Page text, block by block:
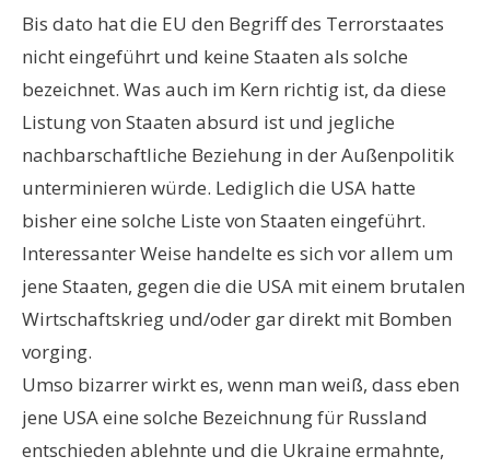
Bis dato hat die EU den Begriff des Terrorstaates
nicht eingeführt und keine Staaten als solche
bezeichnet. Was auch im Kern richtig ist, da diese
Listung von Staaten absurd ist und jegliche
nachbarschaftliche Beziehung in der Außenpolitik
unterminieren würde. Lediglich die USA hatte
bisher eine solche Liste von Staaten eingeführt.
Interessanter Weise handelte es sich vor allem um
jene Staaten, gegen die die USA mit einem brutalen
Wirtschaftskrieg und/oder gar direkt mit Bomben
vorging.
Umso bizarrer wirkt es, wenn man weiß, dass eben
jene USA eine solche Bezeichnung für Russland
entschieden ablehnte und die Ukraine ermahnte,